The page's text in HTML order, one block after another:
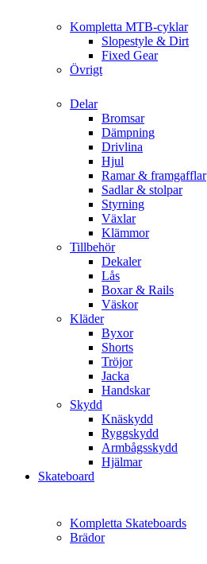
Kompletta MTB-cyklar
Slopestyle & Dirt
Fixed Gear
Övrigt
Delar
Bromsar
Dämpning
Drivlina
Hjul
Ramar & framgafflar
Sadlar & stolpar
Styrning
Växlar
Klämmor
Tillbehör
Dekaler
Lås
Boxar & Rails
Väskor
Kläder
Byxor
Shorts
Tröjor
Jacka
Handskar
Skydd
Knäskydd
Ryggskydd
Armbågsskydd
Hjälmar
Skateboard
Kompletta Skateboards
Brädor